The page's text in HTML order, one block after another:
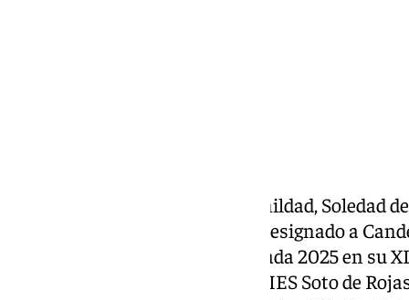
La Cofradía del Señor de la Humildad, Soledad
Nombre de Jesús, “Cañilla”, ha designado a
de la Juventud Cofrade de Granada 2025 en su
de edad cursa 4º de la ESO en el IES Soto de